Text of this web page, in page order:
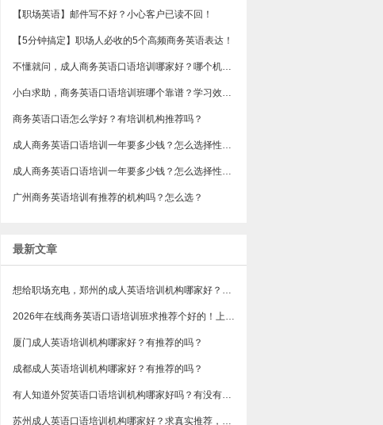
【职场英语】邮件写不好？小心客户已读不回！
【5分钟搞定】职场人必收的5个高频商务英语表达！
不懂就问，成人商务英语口语培训哪家好？哪个机构口碑好？
小白求助，商务英语口语培训班哪个靠谱？学习效果好不好？
商务英语口语怎么学好？有培训机构推荐吗？
成人商务英语口语培训一年要多少钱？怎么选择性价比高的？
成人商务英语口语培训一年要多少钱？怎么选择性价比高的？
广州商务英语培训有推荐的机构吗？怎么选？
最新文章
想给职场充电，郑州的成人英语培训机构哪家好？求真实体验，广告勿扰，感谢！
2026年在线商务英语口语培训班求推荐个好的！上班族急需，哪家好？
厦门成人英语培训机构哪家好？有推荐的吗？
成都成人英语培训机构哪家好？有推荐的吗？
有人知道外贸英语口语培训机构哪家好吗？有没有排行榜参考一下？最好说下费用
苏州成人英语口语培训机构哪家好？求真实推荐，广告勿扰，谢谢！